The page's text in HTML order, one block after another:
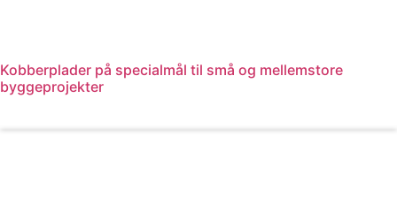
Kobberplader på specialmål til små og mellemstore
byggeprojekter